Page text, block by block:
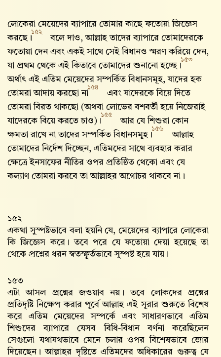
লোকেরা মেয়েদের ব্যাপারে তোমার কাছে ফতোয়া জিজ্ঞেস
করছে।
১৫২
বলে দাও, আল্লাহ‌ তাদের ব্যাপারে তোমাদেরকে
ফতোয়া দেন এবং একই সাথে সেই বিধানও স্মরণ করিয়ে দেন,
যা প্রথম থেকে এই কিতাবে তোমাদের শুনানো হচ্ছে।
১৫৩
অর্থাৎ এই এতিম মেয়েদের সম্পর্কিত বিধানসমূহ, যাদের হক
তোমরা আদায় করছো না
১৫৪
এবং যাদেরকে বিয়ে দিতে
তোমরা বিরত থাকছো (অথবা লোভের বশবর্তী হয়ে নিজেরাই
যাদেরকে বিয়ে করতে চাও) ।
১৫৫
আর যে শিশুরা কোন
ক্ষমতা রাখে না তাদের সম্পর্কিত বিধানসমূহ।
১৫৬
আল্লাহ
তোমাদের নির্দেশ দিচ্ছেন, এতিমদের সাথে ব্যবহার করার
ক্ষেত্রে ইনসাফের নীতির ওপর প্রতিষ্ঠিত থেকো এবং যে
কল্যাণ তোমরা করবে তা আল্লাহর অগোচর থাকবে না।
১৫২
একথা সুস্পষ্টভাবে বলা হয়নি যে, মেয়েদের ব্যাপারে লোকেরা
কি জিজ্ঞেস করে। তবে পরে যে ফতোয়া দেয়া হয়েছে তা
থেকে প্রশ্নের ধরন স্বতস্ফূর্তভাবে সুস্পষ্ট হয়ে যায়।
১৫৩
এটা আসল প্রশ্নের জওয়াব নয়। তবে লোকদের প্রশ্নের
প্রতিদৃষ্টি নিক্ষেপ করার পূর্বে আল্লাহ‌ এই সূরার শুরুতে বিশেষ
করে এতিম মেয়েদের সম্পর্কে এবং সাধারণভাবে এতিম
শিশুদের ব্যাপারে যেসব বিধি-বিধান বর্ণনা করেছিলেন
সেগুলো যথাযথভাবে মেনে চলার ওপর বিশেষভাবে জোর
দিয়েছেন। আল্লাহর দৃষ্টিতে এতিমদের অধিকারের গুরুত্ব যে